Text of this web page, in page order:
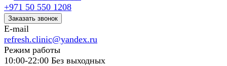
+971 50 550 1208
Заказать звонок
E-mail
refresh.clinic@yandex.ru
Режим работы
10:00-22:00 Без выходных